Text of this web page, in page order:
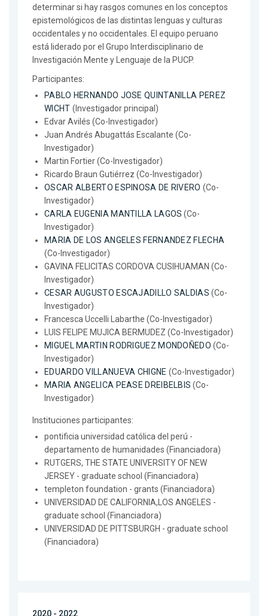
determinar si hay rasgos comunes en los conceptos
epistemológicos de las distintas lenguas y culturas
occidentales y no occidentales. El equipo peruano
está liderado por el Grupo Interdisciplinario de
Investigación Mente y Lenguaje de la PUCP.
Participantes:
PABLO HERNANDO JOSE QUINTANILLA PEREZ
WICHT (Investigador principal)
Edvar Avilés (Co-Investigador)
Juan Andrés Abugattás Escalante (Co-
Investigador)
Martin Fortier (Co-Investigador)
Ricardo Braun Gutiérrez (Co-Investigador)
OSCAR ALBERTO ESPINOSA DE RIVERO (Co-
Investigador)
CARLA EUGENIA MANTILLA LAGOS (Co-
Investigador)
MARIA DE LOS ANGELES FERNANDEZ FLECHA
(Co-Investigador)
GAVINA FELICITAS CORDOVA CUSIHUAMAN (Co-
Investigador)
CESAR AUGUSTO ESCAJADILLO SALDIAS (Co-
Investigador)
Francesca Uccelli Labarthe (Co-Investigador)
LUIS FELIPE MUJICA BERMUDEZ (Co-Investigador)
MIGUEL MARTIN RODRIGUEZ MONDOÑEDO (Co-
Investigador)
EDUARDO VILLANUEVA CHIGNE (Co-Investigador)
MARIA ANGELICA PEASE DREIBELBIS (Co-
Investigador)
Instituciones participantes:
pontificia universidad católica del perú -
departamento de humanidades (Financiadora)
RUTGERS, THE STATE UNIVERSITY OF NEW
JERSEY - graduate school (Financiadora)
templeton foundation - grants (Financiadora)
UNIVERSIDAD DE CALIFORNIA,LOS ANGELES -
graduate school (Financiadora)
UNIVERSIDAD DE PITTSBURGH - graduate school
(Financiadora)
2020 - 2022